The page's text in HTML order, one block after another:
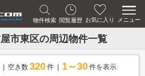
物件検索 閲覧履歴 お気に入り メニュー
市東区の周辺物件一覧
空き数 320 件 1～30 件を表示